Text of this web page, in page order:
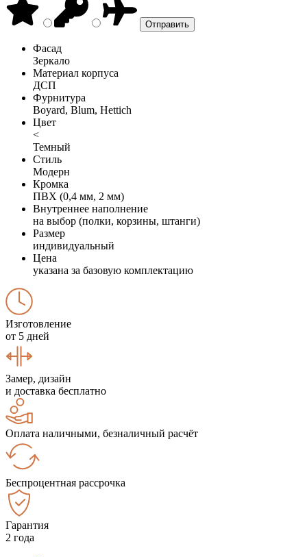
Фасад
Зеркало
Материал корпуса
ДСП
Фурнитура
Boyard, Blum, Hettich
Цвет
<
Темный
Стиль
Модерн
Кромка
ПВХ (0,4 мм, 2 мм)
Внутреннее наполнение
на выбор (полки, корзины, штанги)
Размер
индивидуальный
Цена
указана за базовую комплектацию
Изготовление
от 5 дней
Замер, дизайн
и доставка бесплатно
Оплата наличными, безналичный расчёт
Беспроцентная рассрочка
Гарантия
2 года